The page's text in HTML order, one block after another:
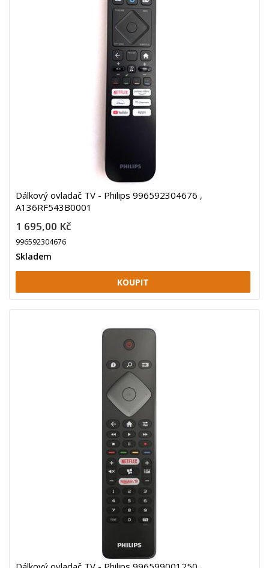
Dálkový ovladač TV - Philips 996592304676 ,
A136RF543B0001
1 695,00 Kč
996592304676
Skladem